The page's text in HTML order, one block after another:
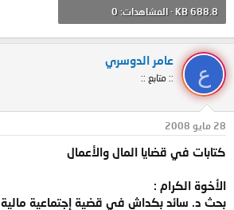
688.8 KB · المشاهدات: 0
ع
عامر الدوسري
:: متابع ::
28 مايو 2008
كتابات في قضايا المال والأعمال
الأخوة الكرام :
بحث د. سائد بكداش في قضية إجتماعية مالية .